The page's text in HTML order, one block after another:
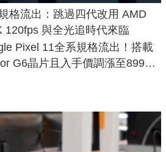
格流出：跳過四代改用 AMD
120fps 與全光追時代來臨
Pixel 11全系規格流出！搭載
G6晶片且入手價調漲至899美